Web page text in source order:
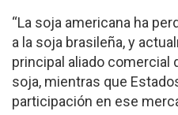
“La soja americana ha
a la soja brasileña, y
principal aliado comercial
soja, mientras que
participación en ese